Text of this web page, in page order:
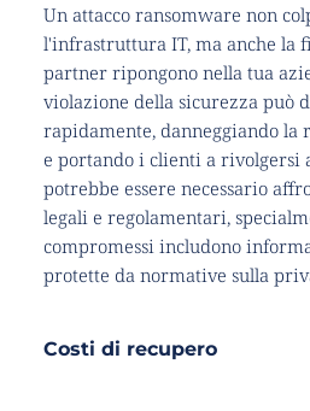
Un attacco ransomware non
l'infrastruttura IT, ma anche la
partner ripongono nella tua
violazione della sicurezza può
rapidamente, danneggiando la
e portando i clienti a rivolgersi
potrebbe essere necessario
legali e regolamentari,
compromessi includono
protette da normative sulla
Costi di recupero